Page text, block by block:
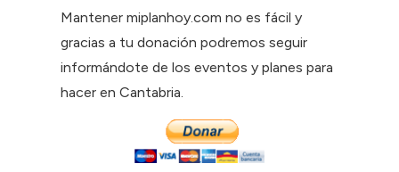
Mantener miplanhoy.com no es fácil y
gracias a tu donación podremos seguir
informándote de los eventos y planes para
hacer en Cantabria.